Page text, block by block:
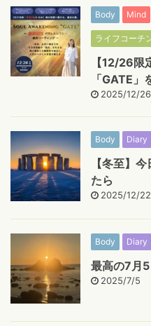
Body Mind
ライフコーチ
【12/26限
「GATE」
2025/12/26
Body Diary
【冬至】
たら
2025/12/22
Body Diary
最高の7月5
2025/7/5